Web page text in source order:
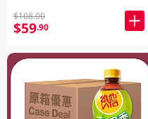
$108.00
$59.90